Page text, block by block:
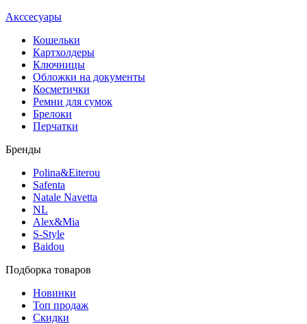
Акссесуары
Кошельки
Картхолдеры
Ключницы
Обложки на документы
Косметички
Ремни для сумок
Брелоки
Перчатки
Бренды
Polina&Eiterou
Safenta
Natale Navetta
NL
Alex&Mia
S-Style
Baidou
Подборка товаров
Новинки
Топ продаж
Скидки